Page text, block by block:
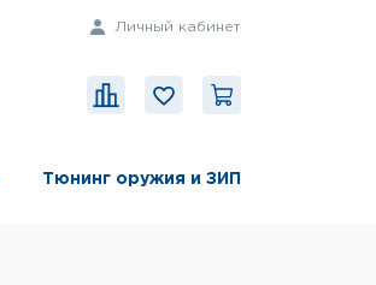
Личный кабинет
Тюнинг оружия и ЗИП